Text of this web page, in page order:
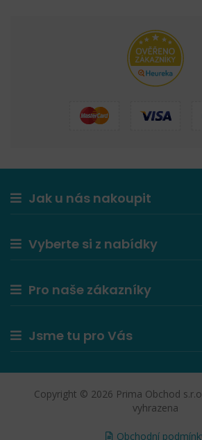
Jak u nás nakoupit
Vyberte si z nabídky
Pro naše zákazníky
Jsme tu pro Vás
Copyright © 2026 Prima Obchod
vyhrazena
Obchodní